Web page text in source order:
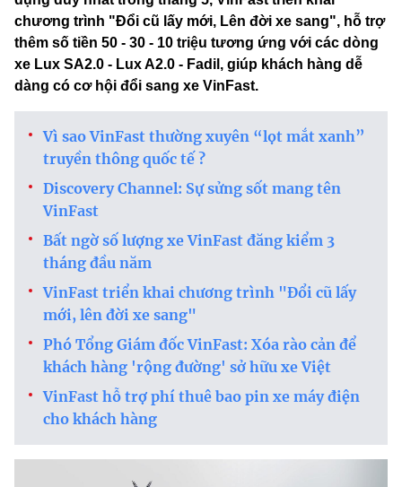
chương trình "Đổi cũ lấy mới, Lên đời xe sang", hỗ trợ
thêm số tiền 50 - 30 - 10 triệu tương ứng với các dòng
xe Lux SA2.0 - Lux A2.0 - Fadil, giúp khách hàng dễ
dàng có cơ hội đổi sang xe VinFast.
Vì sao VinFast thường xuyên “lọt mắt xanh”
truyền thông quốc tế ?
Discovery Channel: Sự sửng sốt mang tên
VinFast
Bất ngờ số lượng xe VinFast đăng kiểm 3
tháng đầu năm
VinFast triển khai chương trình "Đổi cũ lấy
mới, lên đời xe sang"
Phó Tổng Giám đốc VinFast: Xóa rào cản để
khách hàng 'rộng đường' sở hữu xe Việt
VinFast hỗ trợ phí thuê bao pin xe máy điện
cho khách hàng